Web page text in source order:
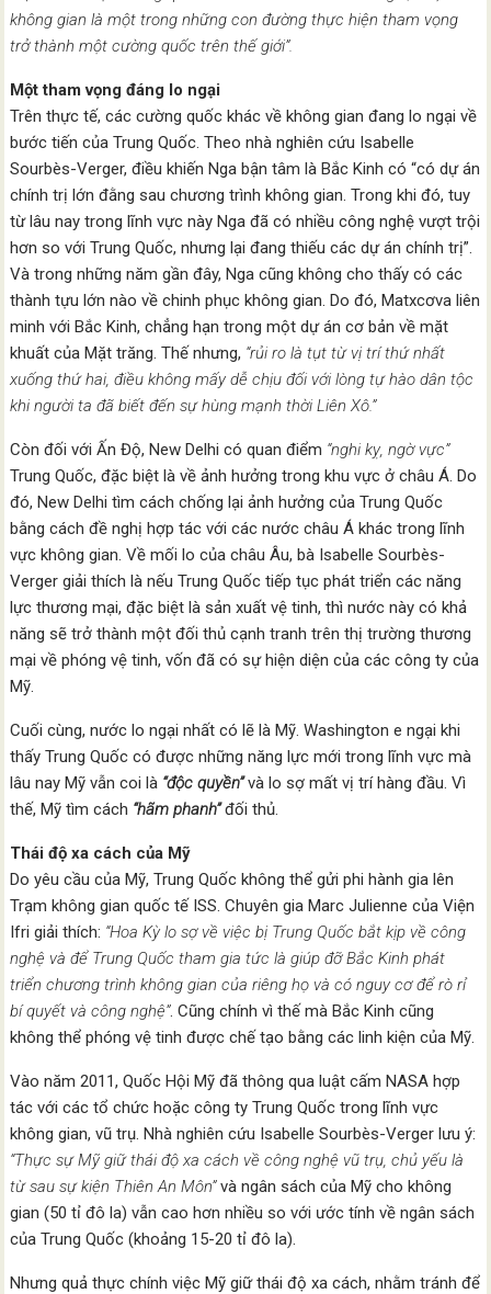
không gian là một trong những con đường thực hiện tham vọng
trở thành một cường quốc trên thế giới”.
Một tham vọng đáng lo ngại
Trên thực tế, các cường quốc khác về không gian đang lo ngại về
bước tiến của Trung Quốc. Theo nhà nghiên cứu Isabelle
Sourbès-Verger, điều khiến Nga bận tâm là Bắc Kinh có “có dự án
chính trị lớn đằng sau chương trình không gian. Trong khi đó, tuy
từ lâu nay trong lĩnh vực này Nga đã có nhiều công nghệ vượt trội
hơn so với Trung Quốc, nhưng lại đang thiếu các dự án chính trị”.
Và trong những năm gần đây, Nga cũng không cho thấy có các
thành tựu lớn nào về chinh phục không gian. Do đó, Matxcơva liên
minh với Bắc Kinh, chẳng hạn trong một dự án cơ bản về mặt
khuất của Mặt trăng. Thế nhưng, “rủi ro là tụt từ vị trí thứ nhất
xuống thứ hai, điều không mấy dễ chịu đối với lòng tự hào dân tộc
khi người ta đã biết đến sự hùng mạnh thời Liên Xô.”
Còn đối với Ấn Độ, New Delhi có quan điểm “nghi kỵ, ngờ vực”
Trung Quốc, đặc biệt là về ảnh hưởng trong khu vực ở châu Á. Do
đó, New Delhi tìm cách chống lại ảnh hưởng của Trung Quốc
bằng cách đề nghị hợp tác với các nước châu Á khác trong lĩnh
vực không gian. Về mối lo của châu Âu, bà Isabelle Sourbès-
Verger giải thích là nếu Trung Quốc tiếp tục phát triển các năng
lực thương mại, đặc biệt là sản xuất vệ tinh, thì nước này có khả
năng sẽ trở thành một đối thủ cạnh tranh trên thị trường thương
mại về phóng vệ tinh, vốn đã có sự hiện diện của các công ty của
Mỹ.
Cuối cùng, nước lo ngại nhất có lẽ là Mỹ. Washington e ngại khi
thấy Trung Quốc có được những năng lực mới trong lĩnh vực mà
lâu nay Mỹ vẫn coi là “độc quyền”và lo sợ mất vị trí hàng đầu. Vì
thế, Mỹ tìm cách “hãm phanh”đối thủ.
Thái độ xa cách của Mỹ
Do yêu cầu của Mỹ, Trung Quốc không thể gửi phi hành gia lên
Trạm không gian quốc tế ISS. Chuyên gia Marc Julienne của Viện
Ifri giải thích: “Hoa Kỳ lo sợ về việc bị Trung Quốc bắt kịp về công
nghệ và để Trung Quốc tham gia tức là giúp đỡ Bắc Kinh phát
triển chương trình không gian của riêng họ và có nguy cơ để rò rỉ
bí quyết và công nghệ”. Cũng chính vì thế mà Bắc Kinh cũng
không thể phóng vệ tinh được chế tạo bằng các linh kiện của Mỹ.
Vào năm 2011, Quốc Hội Mỹ đã thông qua luật cấm NASA hợp
tác với các tổ chức hoặc công ty Trung Quốc trong lĩnh vực
không gian, vũ trụ. Nhà nghiên cứu Isabelle Sourbès-Verger lưu ý:
“Thực sự Mỹ giữ thái độ xa cách về công nghệ vũ trụ, chủ yếu là
từ sau sự kiện Thiên An Môn”và ngân sách của Mỹ cho không
gian (50 tỉ đô la) vẫn cao hơn nhiều so với ước tính về ngân sách
của Trung Quốc (khoảng 15-20 tỉ đô la).
Nhưng quả thực chính việc Mỹ giữ thái độ xa cách, nhằm tránh để